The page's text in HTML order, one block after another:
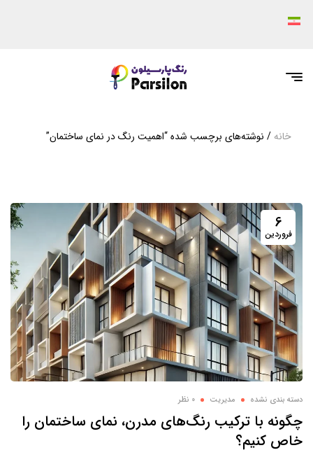
خانه / نوشته‌های برچسب شده “اهمیت رنگ در نمای ساختمان”
6
فروردین
دسته بندی نشده مدیریت 0 نظر
چگونه با ترکیب رنگ‌های مدرن، نمای ساختمان را
خاص کنیم؟